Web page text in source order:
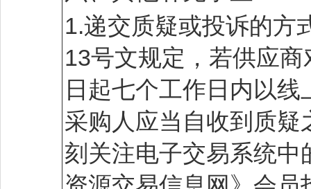
1.递交质疑或投诉的方
13号文规定，若供应
日起七个工作日内以
采购人应当自收到质
刻关注电子交易系统